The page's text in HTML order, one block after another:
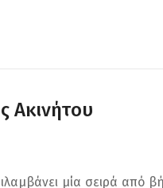
Ακινήτου
μία σειρά από